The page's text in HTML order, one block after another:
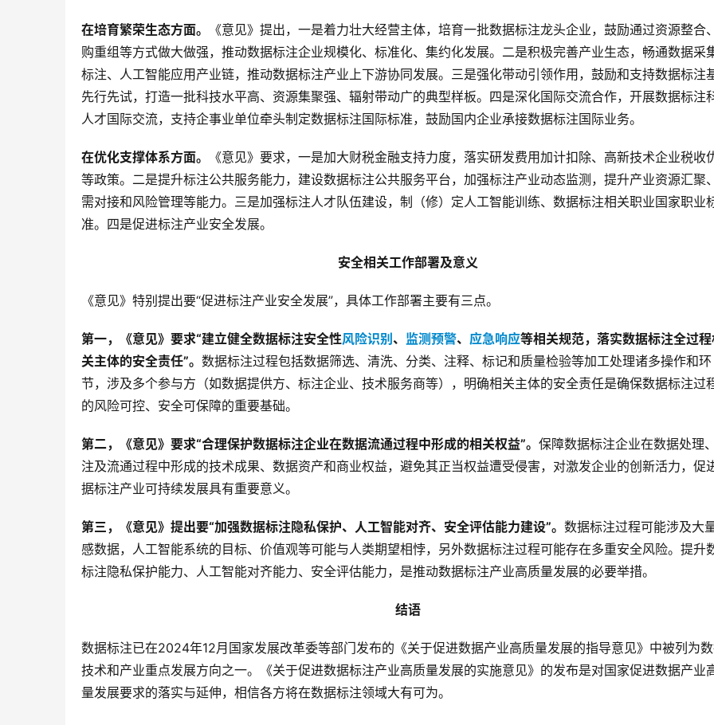
在培育繁荣生态方面。
《意见》提出，一是着力壮大经营主体，培育一批数据标注龙头企业，鼓励通过资源整合
购重组等方式做大做强，推动数据标注企业规模化、标准化、集约化发展。二是积极完善产业生态，畅通数据采
标注、人工智能应用产业链，推动数据标注产业上下游协同发展。三是强化带动引领作用，鼓励和支持数据标注
先行先试，打造一批科技水平高、资源集聚强、辐射带动广的典型样板。四是深化国际交流合作，开展数据标注
人才国际交流，支持企事业单位牵头制定数据标注国际标准，鼓励国内企业承接数据标注国际业务。
在优化支撑体系方面。
《意见》要求，一是加大财税金融支持力度，落实研发费用加计扣除、高新技术企业税收
等政策。二是提升标注公共服务能力，建设数据标注公共服务平台，加强标注产业动态监测，提升产业资源汇聚
需对接和风险管理等能力。三是加强标注人才队伍建设，制（修）定人工智能训练、数据标注相关职业国家职业
准。四是促进标注产业安全发展。
安全相关工作部署及意义
《意见》特别提出要“促进标注产业安全发展”，具体工作部署主要有三点。
第一，《意见》要求“建立健全数据标注安全性风险识别 、 监测预警、 应急响应等相关规范，落实数据标注全过
关主体的安全责任”。 数据标注过程包括数据筛选、清洗、分类、注释、标记和质量检验等加工处理诸多操作和环
节，涉及多个参与方（如数据提供方、标注企业、技术服务商等），明确相关主体的安全责任是确保数据标注过
的风险可控、安全可保障的重要基础。
第二，《意见》要求“合理保护数据标注企业在数据流通过程中形成的相关权益”。 保障数据标注企业在数据处理
注及流通过程中形成的技术成果、数据资产和商业权益，避免其正当权益遭受侵害，对激发企业的创新活力，促
据标注产业可持续发展具有重要意义。
第三，《意见》提出要“加强数据标注隐私保护、人工智能对齐、安全评估能力建设”。 数据标注过程可能涉及大
感数据，人工智能系统的目标、价值观等可能与人类期望相悖，另外数据标注过程可能存在多重安全风险。提升
标注隐私保护能力、人工智能对齐能力、安全评估能力，是推动数据标注产业高质量发展的必要举措。
结语
数据标注已在2024年12月国家发展改革委等部门发布的《关于促进数据产业高质量发展的指导意见》中被列为
技术和产业重点发展方向之一。《关于促进数据标注产业高质量发展的实施意见》的发布是对国家促进数据产业
量发展要求的落实与延伸，相信各方将在数据标注领域大有可为。